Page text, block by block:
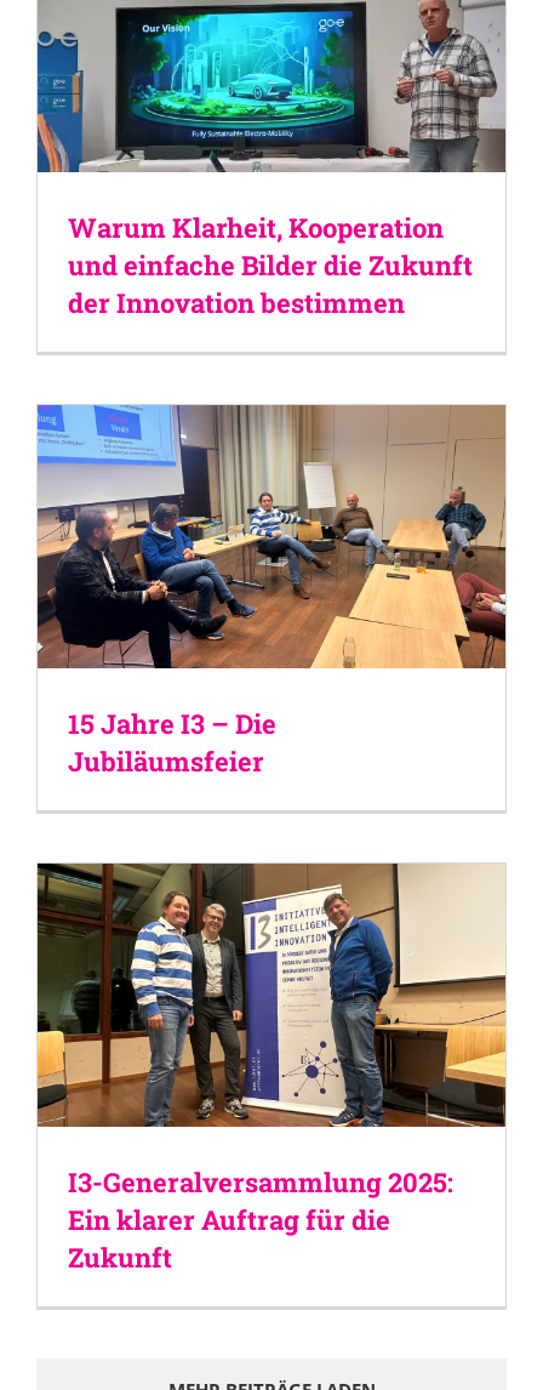
Warum Klarheit, Kooperation
und einfache Bilder die Zukunft
der Innovation bestimmen
15 Jahre I3 – Die
Jubiläumsfeier
I3-Generalversammlung 2025:
Ein klarer Auftrag für die
Zukunft